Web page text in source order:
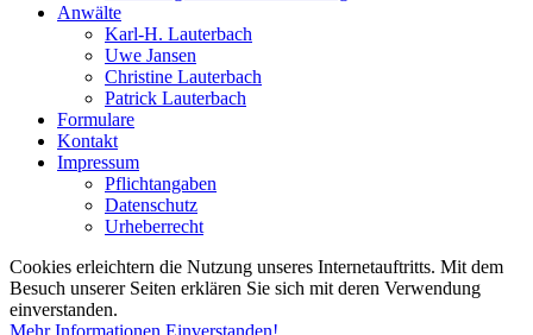
Anwälte
Karl-H. Lauterbach
Uwe Jansen
Christine Lauterbach
Patrick Lauterbach
Formulare
Kontakt
Impressum
Pflichtangaben
Datenschutz
Urheberrecht
Cookies erleichtern die Nutzung unseres Internetauftritts. Mit dem
Besuch unserer Seiten erklären Sie sich mit deren Verwendung
einverstanden.